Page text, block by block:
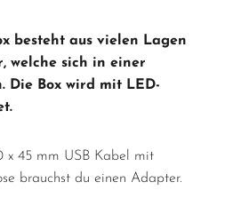
besteht aus vielen Lagen
welche sich in einer
Die Box wird mit LED-
x 45 mm USB Kabel mit
brauchst du einen Adapter.